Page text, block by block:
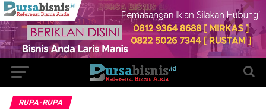
RUPA-RUPA